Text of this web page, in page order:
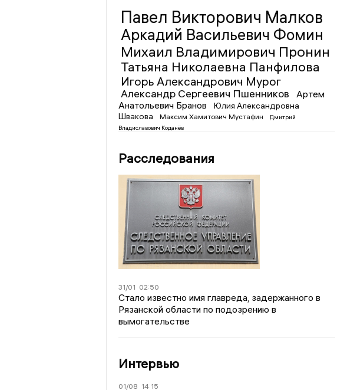
Павел Викторович Малков
Аркадий Васильевич Фомин
Михаил Владимирович Пронин
Татьяна Николаевна Панфилова
Игорь Александрович Мурог
Александр Сергеевич Пшенников
Артем
Анатольевич Бранов
Юлия Александровна
Швакова
Максим Хамитович Мустафин
Дмитрий
Владиславович Коданёв
Расследования
31/01 02:50
Стало известно имя главреда, задержанного в
Рязанской области по подозрению в
вымогательстве
Интервью
01/08 14:15